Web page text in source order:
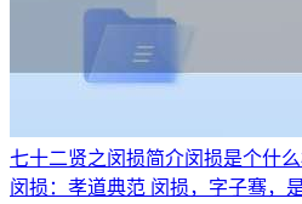
七十二贤之闵损简介闵损是个什
闵损：孝道典范 闵损，字子骞，